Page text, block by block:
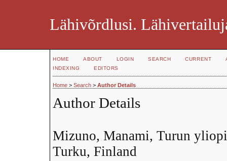
Lähivõrdlusi.
HOME ABOUT LOGIN SEARCH CURRENT
INDEXING
EDITORS
Home > Search > Author Details
Author Details
Mizuno, Manami, Turun
Turku, Finland